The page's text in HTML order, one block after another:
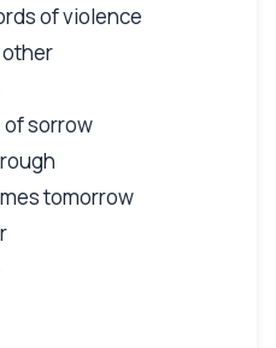
of violence
other
of sorrow
tomorrow